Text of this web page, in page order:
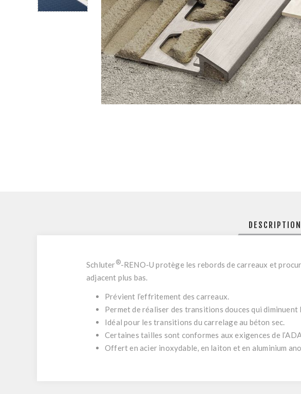
DESCRIPTION
Schluter®-RENO-U protège les rebords de carreaux et
adjacent plus bas.
Prévient l’effritement des carreaux.
Permet de réaliser des transitions douces qui diminuent
Idéal pour les transitions du carrelage au béton sec.
Certaines tailles sont conformes aux exigences de
Offert en acier inoxydable, en laiton et en aluminium